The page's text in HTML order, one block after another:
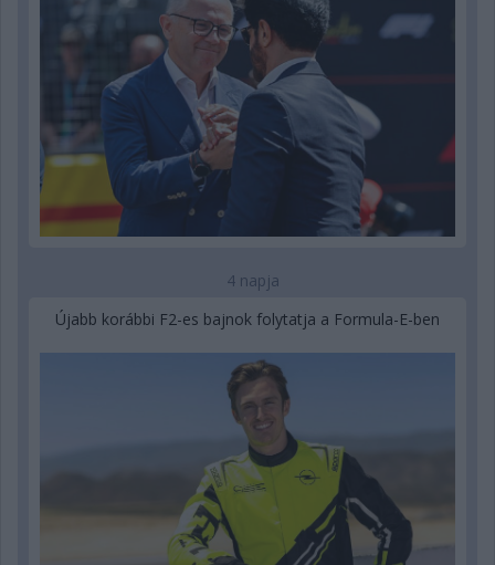
4 napja
Újabb korábbi F2-es bajnok folytatja a Formula-E-ben